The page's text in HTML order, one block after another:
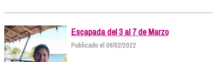
Escapada del 3 al 7 de Marzo
Publicado el 06/02/2022